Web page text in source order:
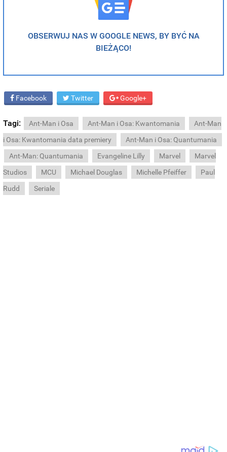
OBSERWUJ NAS W GOOGLE NEWS, BY BYĆ NA
BIEŻĄCO!
Facebook Twitter Google+
Tagi: Ant-Man i Osa Ant-Man i Osa: Kwantomania
Ant-Man
i Osa: Kwantomania data premiery
Ant-Man i Osa: Quantumania
Ant-Man: Quantumania
Evangeline Lilly Marvel
Marvel
Studios
MCU Michael Douglas Michelle Pfeiffer
Paul
Rudd
Seriale